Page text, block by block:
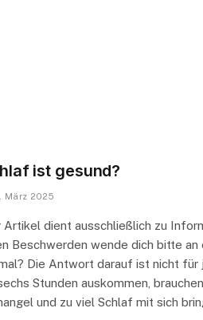
ist gesund?
März 2025
Artikel dient ausschließlich zu
Beschwerden wende dich bitte
Die Antwort darauf ist nicht für
Stunden auskommen,
und zu viel Schlaf mit sich